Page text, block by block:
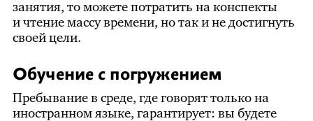
занятия, то можете потратить на конспекты
и чтение массу времени, но так и не достигнуть
своей цели.
Обучение с погружением
Пребывание в среде, где говорят только на
иностранном языке, гарантирует: вы будете